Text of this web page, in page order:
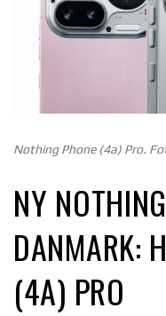
Nothing Phone (4a) Pro.
NY
DANMARK:
(4A) PRO